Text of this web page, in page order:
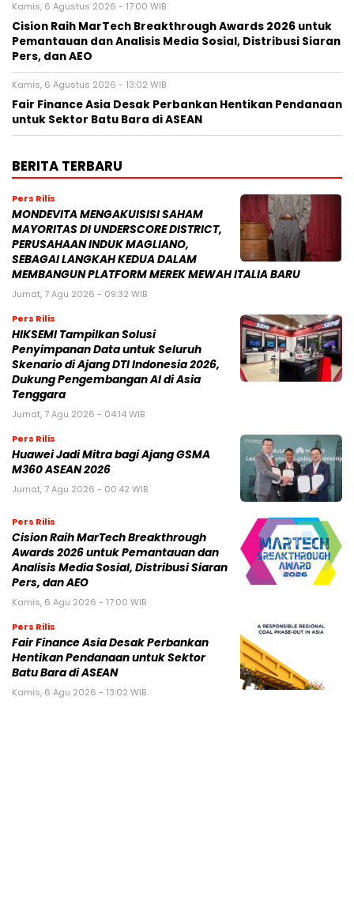
Kamis, 6 Agustus 2026 - 17:00 WIB
Cision Raih MarTech Breakthrough Awards 2026 untuk
Pemantauan dan Analisis Media Sosial, Distribusi Siaran
Pers, dan AEO
Kamis, 6 Agustus 2026 - 13:02 WIB
Fair Finance Asia Desak Perbankan Hentikan Pendanaan
untuk Sektor Batu Bara di ASEAN
BERITA TERBARU
Pers Rilis
MONDEVITA MENGAKUISISI SAHAM
MAYORITAS DI UNDERSCORE DISTRICT,
PERUSAHAAN INDUK MAGLIANO,
SEBAGAI LANGKAH KEDUA DALAM
MEMBANGUN PLATFORM MEREK MEWAH ITALIA BARU
Jumat, 7 Agu 2026 - 09:32 WIB
Pers Rilis
HIKSEMI Tampilkan Solusi
Penyimpanan Data untuk Seluruh
Skenario di Ajang DTI Indonesia 2026,
Dukung Pengembangan AI di Asia
Tenggara
Jumat, 7 Agu 2026 - 04:14 WIB
Pers Rilis
Huawei Jadi Mitra bagi Ajang GSMA
M360 ASEAN 2026
Jumat, 7 Agu 2026 - 00:42 WIB
Pers Rilis
Cision Raih MarTech Breakthrough
Awards 2026 untuk Pemantauan dan
Analisis Media Sosial, Distribusi Siaran
Pers, dan AEO
Kamis, 6 Agu 2026 - 17:00 WIB
Pers Rilis
Fair Finance Asia Desak Perbankan
Hentikan Pendanaan untuk Sektor
Batu Bara di ASEAN
Kamis, 6 Agu 2026 - 13:02 WIB